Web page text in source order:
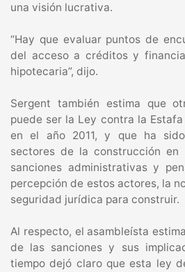
una visión lucrativa.
“Hay que evaluar puntos de
del acceso a créditos y
hipotecaria”, dijo.
Sergent también estima que
puede ser la Ley contra la
en el año 2011, y que ha
sectores de la construcción
sanciones administrativas y
percepción de estos actores, la
seguridad jurídica para construir.
Al respecto, el asambleísta
de las sanciones y sus
tiempo dejó claro que esta ley